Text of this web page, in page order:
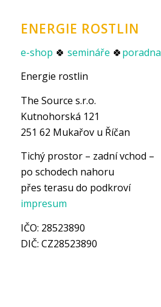
ENERGIE ROSTLIN
e-shop 🍀 semináře 🍀poradna
Energie rostlin
The Source s.r.o.
Kutnohorská 121
251 62 Mukařov u Říčan
Tichý prostor – zadní vchod –
po schodech nahoru
přes terasu do podkroví
impresum
IČO: 28523890
DIČ: CZ28523890